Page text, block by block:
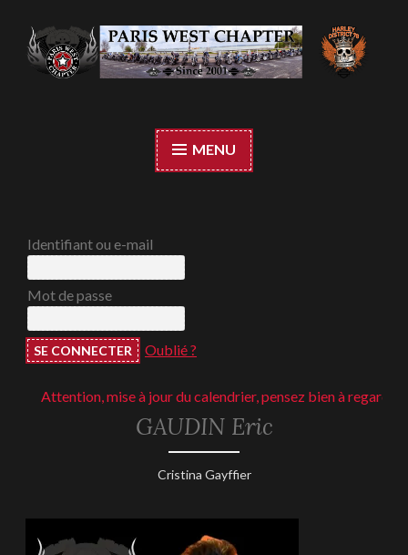
Accéder
au
contenu
MENU
Identifiant ou e-mail
Mot de passe
Oublié ?
Attention, mise à jour du calendrier, pensez bien à regarder ;-)
GAUDIN Eric
22
Cristina Gayffier